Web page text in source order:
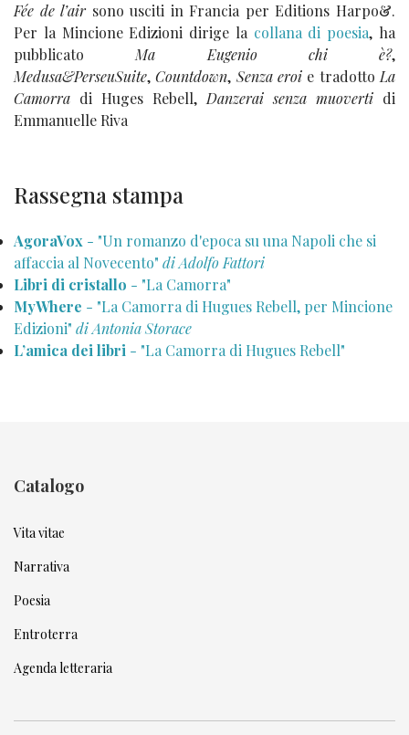
Fée de l’air sono usciti in Francia per Editions Harpo&.
Per la Mincione Edizioni dirige la collana di poesia, ha
pubblicato Ma Eugenio chi è?,
Medusa&PerseuSuite,Countdown, Senza eroi e tradotto La
Camorra di Huges Rebell, Danzerai senza muoverti di
Emmanuelle Riva
Rassegna stampa
AgoraVox - "Un romanzo d'epoca su una Napoli che si
affaccia al Novecento" di Adolfo Fattori
Libri di cristallo - "La Camorra"
MyWhere - "La Camorra di Hugues Rebell, per Mincione
Edizioni" di Antonia Storace
L’amica dei libri - "La Camorra di Hugues Rebell"
Catalogo
Vita vitae
Narrativa
Poesia
Entroterra
Agenda letteraria